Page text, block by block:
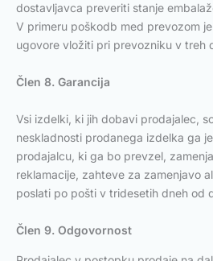
dostavljavca preveriti stanje
V primeru poškodb med prevozom
ugovore vložiti pri prevozniku v treh
Člen 8. Garancija
Vsi izdelki, ki jih dobavi prodajalec,
neskladnosti prodanega izdelka ga
prodajalcu, ki ga bo prevzel,
reklamacije, zahteve za zamenjavo
poslati po pošti v tridesetih dneh od
Člen 9. Odgovornost